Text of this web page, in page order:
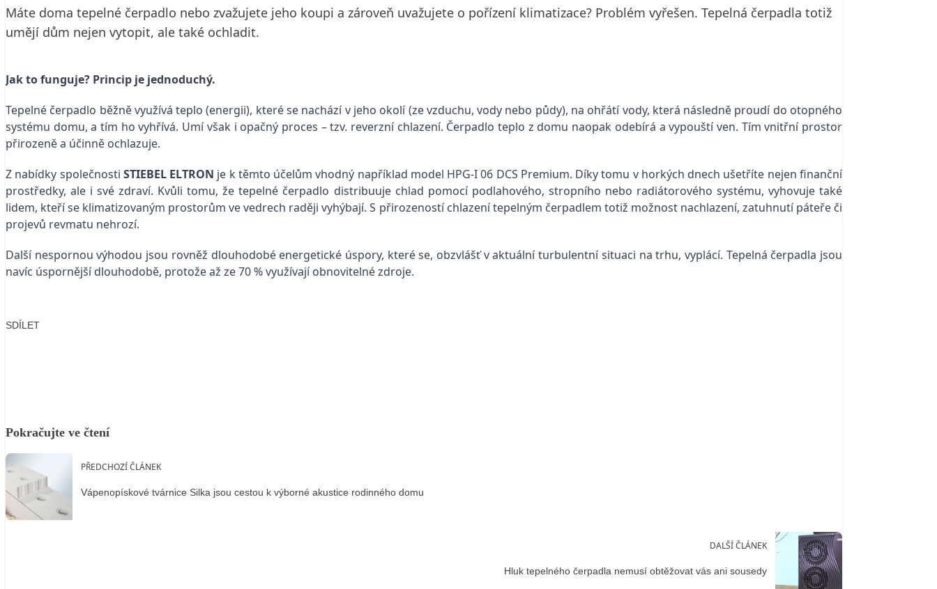
Máte doma tepelné čerpadlo nebo zvažujete jeho koupi a zároveň uvažujete o pořízení klimatizace? Problém vyřešen. Tepelná čerpadla totiž
umějí dům nejen vytopit, ale také ochladit.
Jak to funguje? Princip je jednoduchý.
Tepelné čerpadlo běžně využívá teplo (energii), které se nachází v jeho okolí (ze vzduchu, vody nebo půdy), na ohřátí vody, která následně proudí do otopného
systému domu, a tím ho vyhřívá. Umí však i opačný proces – tzv. reverzní chlazení. Čerpadlo teplo z domu naopak odebírá a vypouští ven. Tím vnitřní prostor
přirozeně a účinně ochlazuje.
Z nabídky společnosti STIEBEL ELTRON je k těmto účelům vhodný například model HPG-I 06 DCS Premium. Díky tomu v horkých dnech ušetříte nejen finanční
prostředky, ale i své zdraví. Kvůli tomu, že tepelné čerpadlo distribuuje chlad pomocí podlahového, stropního nebo radiátorového systému, vyhovuje také
lidem, kteří se klimatizovaným prostorům ve vedrech raději vyhýbají. S přirozeností chlazení tepelným čerpadlem totiž možnost nachlazení, zatuhnutí páteře či
projevů revmatu nehrozí.
Další nespornou výhodou jsou rovněž dlouhodobé energetické úspory, které se, obzvlášť v aktuální turbulentní situaci na trhu, vyplácí. Tepelná čerpadla jsou
navíc úspornější dlouhodobě, protože až ze 70 % využívají obnovitelné zdroje.
SDÍLET
Pokračujte ve čtení
PŘEDCHOZÍ ČLÁNEK
Vápenopískové tvárnice Silka jsou cestou k výborné akustice rodinného domu
DALŠÍ ČLÁNEK
Hluk tepelného čerpadla nemusí obtěžovat vás ani sousedy